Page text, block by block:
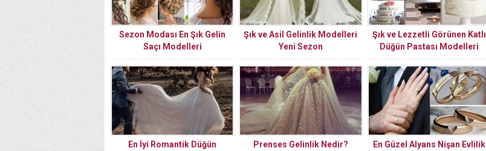
Sezon Modası En Şık Gelin
Saçı Modelleri
Şık ve Asil Gelinlik Modelleri
Yeni Sezon
Şık ve Lezzetli Görünen Katlı
Düğün Pastası Modelleri
En İyi Romantik Düğün
Prenses Gelinlik Nedir?
En Güzel Alyans Nişan Evlilik